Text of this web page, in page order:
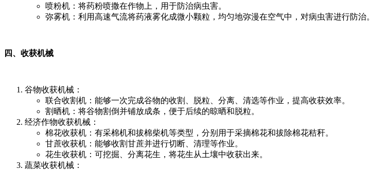
喷粉机：将药粉喷撒在作物上，用于防治病虫害。
弥雾机：利用高速气流将药液雾化成微小颗粒，均匀地弥漫在空气中，对病虫害进行防治。
四、收获机械
谷物收获机械：
联合收割机：能够一次完成谷物的收割、脱粒、分离、清选等作业，提高收获效率。
割晒机：将谷物割倒并铺放成条，便于后续的晾晒和脱粒。
经济作物收获机械：
棉花收获机：有采棉机和拔棉柴机等类型，分别用于采摘棉花和拔除棉花秸秆。
甘蔗收获机：能够收割甘蔗并进行切断、清理等作业。
花生收获机：可挖掘、分离花生，将花生从土壤中收获出来。
蔬菜收获机械：